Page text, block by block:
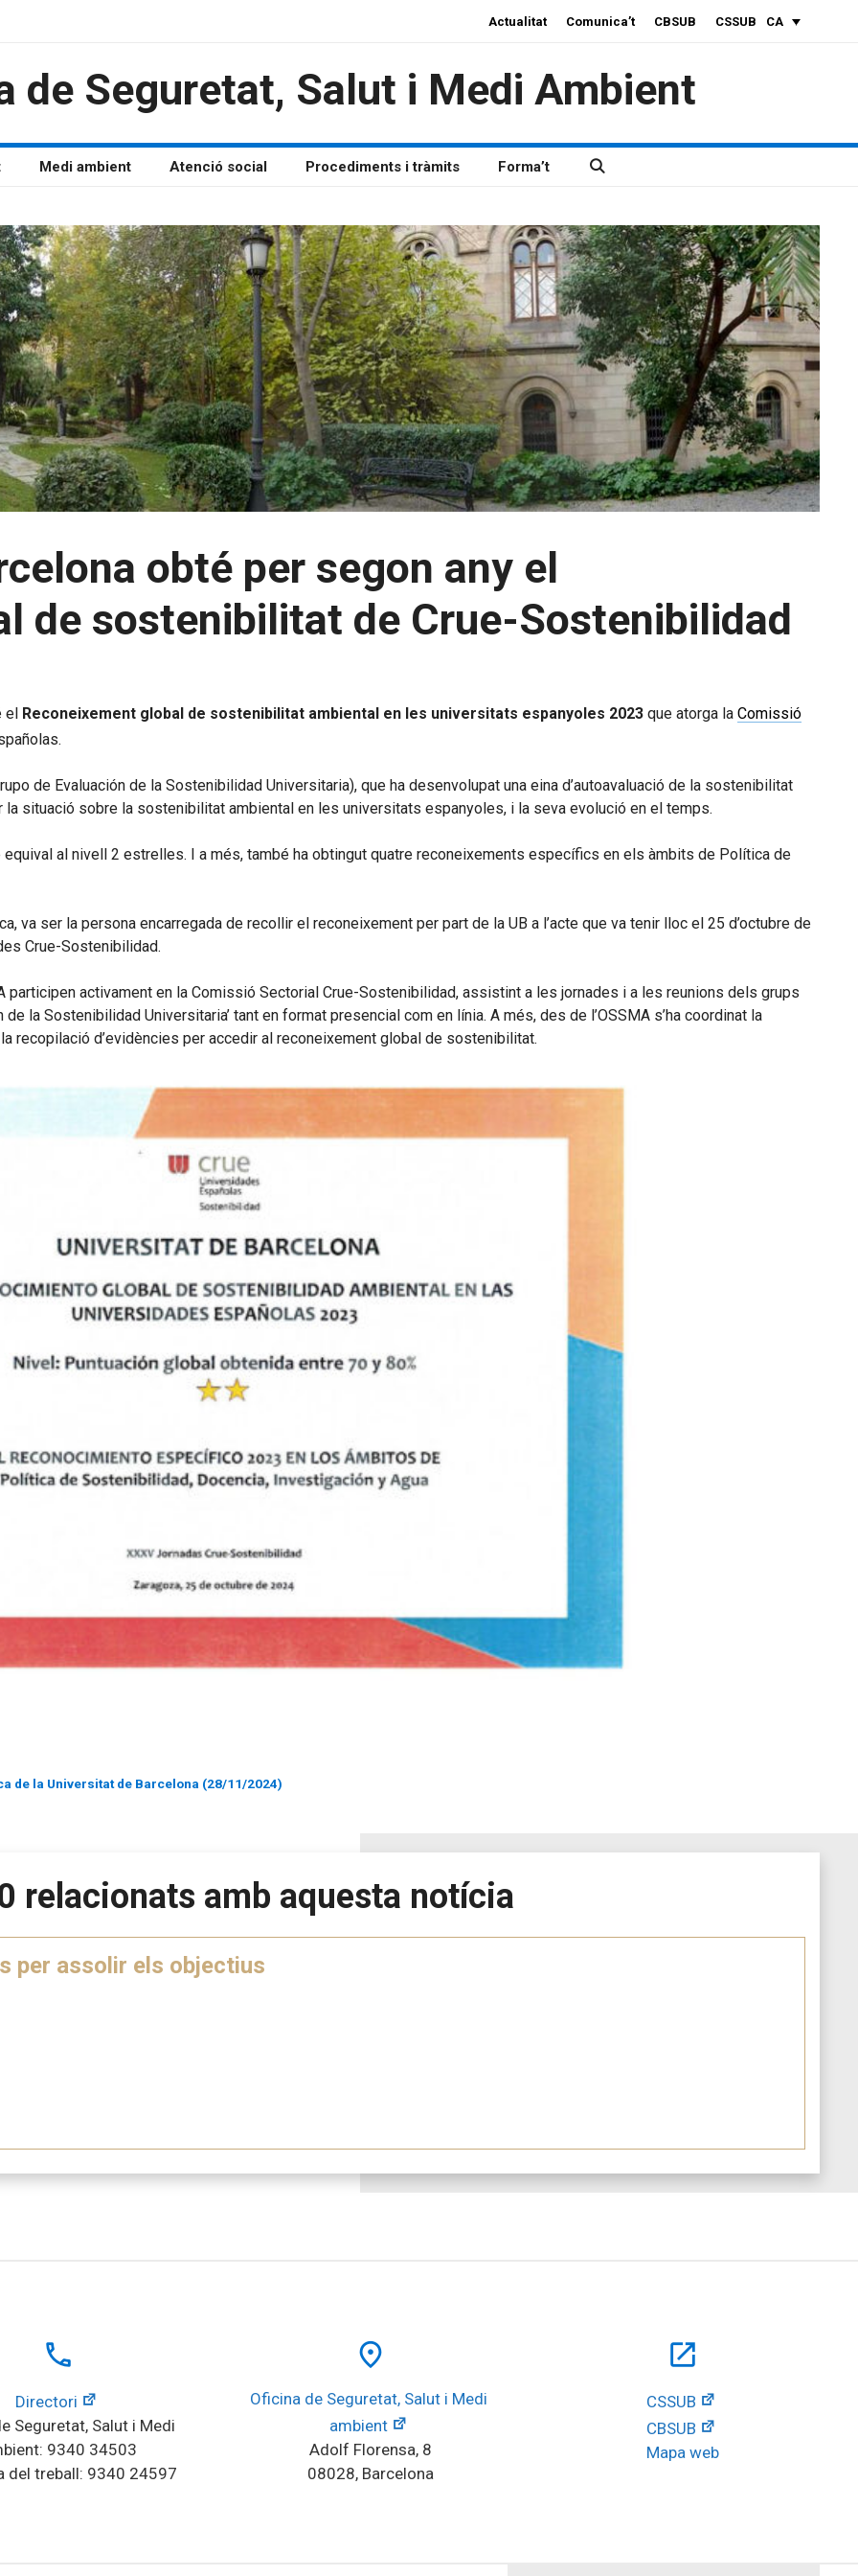
CA
Actualitat Comunica’t CBSUB CSSUB
de Seguretat, Salut i Medi Ambient
Medi ambient Atenció social Procediments i tràmits Forma’t
obté per segon any el
de sostenibilitat de Crue-Sostenibilidad
el Reconeixement global de sostenibilitat ambiental en les universitats espanyoles 2023 que atorga la Comissió
de Evaluación de la Sostenibilidad Universitaria), que ha desenvolupat una eina d’autoavaluació de la sostenibilitat
la situació sobre la sostenibilitat ambiental en les universitats espanyoles, i la seva evolució en el temps.
equival al nivell 2 estrelles. I a més, també ha obtingut quatre reconeixements específics en els àmbits de Política de
va ser la persona encarregada de recollir el reconeixement per part de la UB a l’acte que va tenir lloc el 25 d’octubre de
Crue-Sostenibilidad.
participen activament en la Comissió Sectorial Crue-Sostenibilidad, assistint a les jornades i a les reunions dels grups
la Sostenibilidad Universitaria’ tant en format presencial com en línia. A més, des de l’OSSMA s’ha coordinat la
recopilació d’evidències per accedir al reconeixement global de sostenibilitat.
de la Universitat de Barcelona (28/11/2024)
relacionats amb aquesta notícia
per assolir els objectius
local_phone
Directori
Seguretat, Salut i Medi
9340 34503
del treball: 9340 24597
place
Oficina de Seguretat, Salut i Medi
ambient
Adolf Florensa, 8
08028, Barcelona
open_in_new
CSSUB
CBSUB
Mapa web